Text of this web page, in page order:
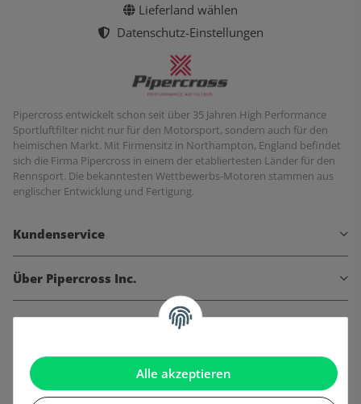
Alle akzeptieren
Lieferland wählen
Datenschutz-Einstellungen
Pipercross entwickelt schon seit über 35 Jahren High Performance
Sportluftfilter nicht nur für den Motorsport, sondern auch für den
heimischen Markt. Mit Firmensitz in Northampton, England befindet
sich die Firma Pipercross in einem der etabliertesten Länder für den
Rennsport. Die bekanntesten Wettbewerbs-Motoren stammen aus
englischer Entwicklung und Fertigung.
Kundenservice
Über Pipercross Inc.
Informationen
Gesetzliche Informationen